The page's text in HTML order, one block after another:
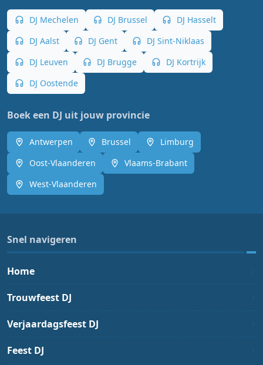
DJ Mechelen DJ Brussel
DJ Hasselt
DJ Aalst
DJ Gent
DJ Sint-Niklaas
DJ Leuven
DJ Brugge
DJ Kortrijk
DJ Oostende
Boek een DJ uit jouw provincie
Antwerpen Brussel
Limburg
Oost-Vlaanderen
Vlaams-Brabant
West-Vlaanderen
Snel navigeren
Home
Trouwfeest DJ
Verjaardagsfeest DJ
Feest DJ